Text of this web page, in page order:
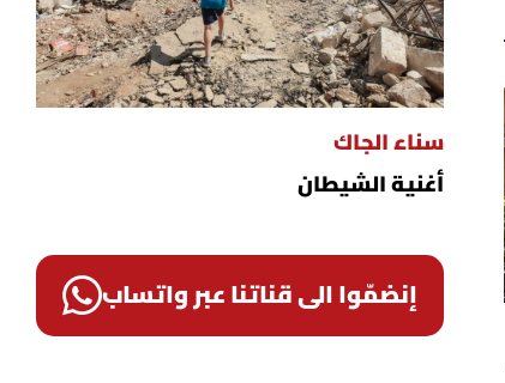
سناء الجاك
أغنية الشيطان
إنضمّوا الى قناتنا عبر واتساب